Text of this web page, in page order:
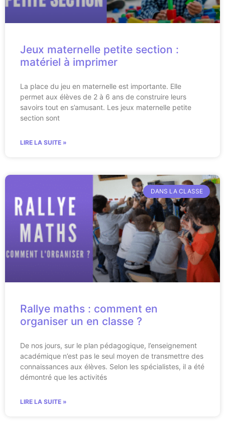
Jeux maternelle petite section :
matériel à imprimer
La place du jeu en maternelle est importante. Elle
permet aux élèves de 2 à 6 ans de construire leurs
savoirs tout en s’amusant. Les jeux maternelle petite
section sont
LIRE LA SUITE »
DANS LA CLASSE
Rallye maths : comment en
organiser un en classe ?
De nos jours, sur le plan pédagogique, l’enseignement
académique n’est pas le seul moyen de transmettre des
connaissances aux élèves. Selon les spécialistes, il a été
démontré que les activités
LIRE LA SUITE »